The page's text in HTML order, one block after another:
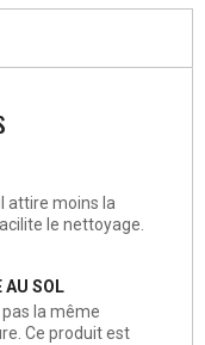
attire moins la
le nettoyage.
AU SOL
la même
Ce produit est